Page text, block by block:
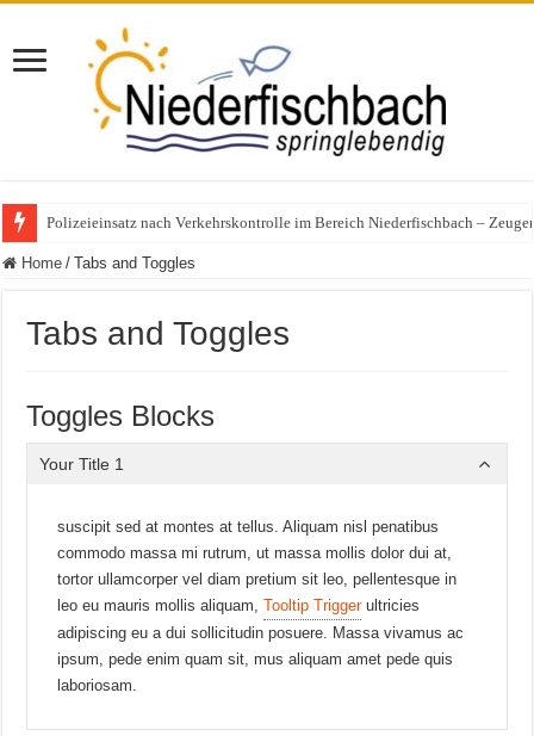
Polizeieinsatz nach Verkehrskontrolle im Bereich Niederfischbach –
Home / Tabs and Toggles
Tabs and Toggles
Toggles Blocks
Your Title 1
suscipit sed at montes at tellus. Aliquam nisl penatibus
commodo massa mi rutrum, ut massa mollis dolor dui at,
tortor ullamcorper vel diam pretium sit leo, pellentesque in
leo eu mauris mollis aliquam,Tooltip Triggerultricies
adipiscing eu a dui sollicitudin posuere. Massa vivamus ac
ipsum, pede enim quam sit, mus aliquam amet pede quis
laboriosam.